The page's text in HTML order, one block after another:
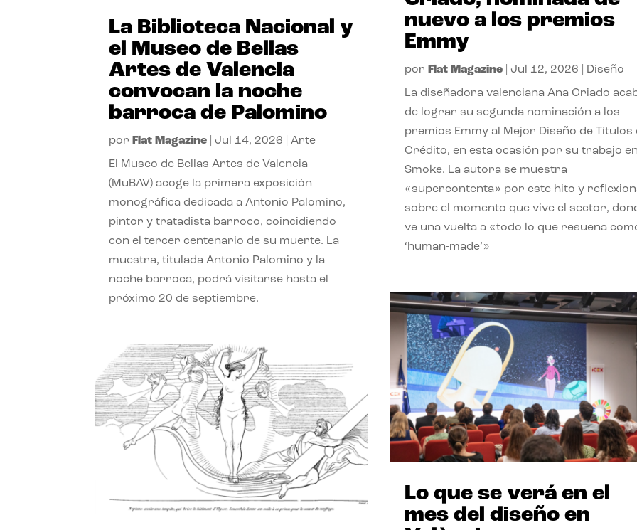
La Biblioteca Nacional y
el Museo de Bellas
Artes de Valencia
convocan la noche
barroca de Palomino
por Flat Magazine Jul 14, 2026 |Arte
El Museo de Bellas Artes de Valencia
(MuBAV) acoge la primera exposición
monográfica dedicada a Antonio Palomino,
pintor y tratadista barroco, coincidiendo
con el tercer centenario de su muerte. La
muestra, titulada Antonio Palomino y la
noche barroca, podrá visitarse hasta el
próximo 20 de septiembre.
nuevo a los premios
Emmy
por Flat Magazine| Jul 12, 2026 Diseño
La diseñadora valenciana Ana Criado
de lograr su segunda nominación a los
premios Emmy al Mejor Diseño de Títulos
Crédito, en esta ocasión por su trabajo
Smoke. La autora se muestra
«supercontenta» por este hito y
sobre el momento que vive el sector,
ve una vuelta a «todo lo que resuena
‘human-made’»
Lo que se verá en el
mes del diseño en